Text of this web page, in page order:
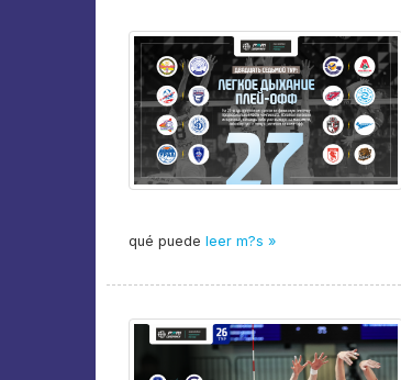
qué puede leer m?s »